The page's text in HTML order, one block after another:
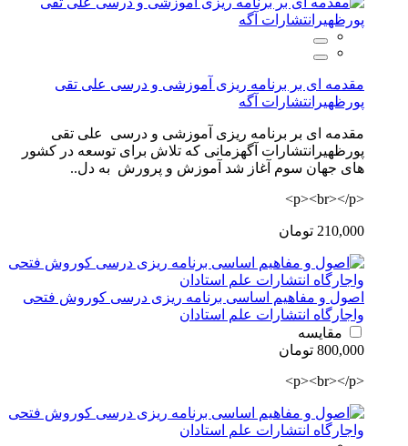
مقدمه ای بر برنامه ریزی آموزشی و درسی علی تقی
پورظهیرانتشارات آگه
مقدمه ای بر برنامه ریزی آموزشی و درسی علی تقی
پورظهیرانتشارات آگهزمانی که تلاش برای توسعه در کشور
های جهان سوم آغاز شد آموزش و پرورش به دل..
<p><br></p>
210,000 تومان
اصول و مفاهیم اساسی برنامه ریزی درسی کوروش فتحی
واجارگاه انتشارات علم استادان
مقایسه
800,000 تومان
<p><br></p>